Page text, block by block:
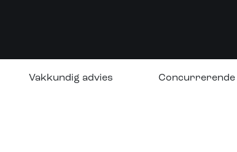
Vakkundig advies Concurrerende